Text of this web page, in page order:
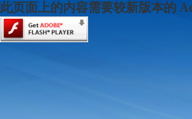
此页面上的内容需要较新版本的